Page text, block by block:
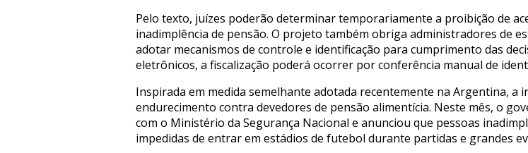
Pelo texto, juízes poderão determinar temporariamente a proibição de
inadimplência de pensão. O projeto também obriga administradores de
adotar mecanismos de controle e identificação para cumprimento das
eletrônicos, a fiscalização poderá ocorrer por conferência manual de
Inspirada em medida semelhante adotada recentemente na Argentina, a
endurecimento contra devedores de pensão alimentícia. Neste mês, o
com o Ministério da Segurança Nacional e anunciou que pessoas
impedidas de entrar em estádios de futebol durante partidas e grandes